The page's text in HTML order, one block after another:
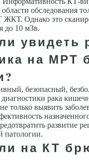
обследования
Однако это
до 10 мЗв.
увидеть
на МРТ
безопасный,
рака
только выявить
развитие
патологии.
на КТ